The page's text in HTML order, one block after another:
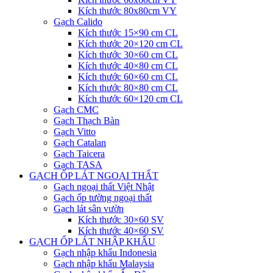
Kích thước 80x80cm VY
Gạch Calido
Kích thước 15×90 cm CL
Kích thước 20×120 cm CL
Kích thước 30×60 cm CL
Kích thước 40×80 cm CL
Kích thước 60×60 cm CL
Kích thước 80×80 cm CL
Kích thước 60×120 cm CL
Gạch CMC
Gạch Thạch Bàn
Gạch Vitto
Gạch Catalan
Gạch Taicera
Gạch TASA
GẠCH ỐP LÁT NGOẠI THẤT
Gạch ngoại thất Việt Nhật
Gạch ốp tường ngoại thất
Gạch lát sân vườn
Kích thước 30×60 SV
Kích thước 40×60 SV
GẠCH ỐP LÁT NHẬP KHẨU
Gạch nhập khẩu Indonesia
Gạch nhập khẩu Malaysia